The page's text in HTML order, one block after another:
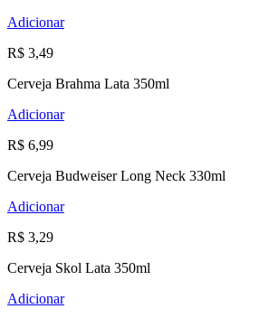
Adicionar
R$ 3,49
Cerveja Brahma Lata 350ml
Adicionar
R$ 6,99
Cerveja Budweiser Long Neck 330ml
Adicionar
R$ 3,29
Cerveja Skol Lata 350ml
Adicionar